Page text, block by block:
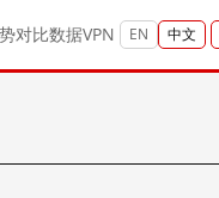
对比数据VPN EN 中文